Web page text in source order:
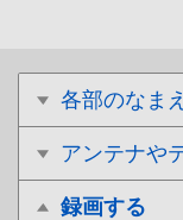
各部のなまえ
アンテナや
録画する